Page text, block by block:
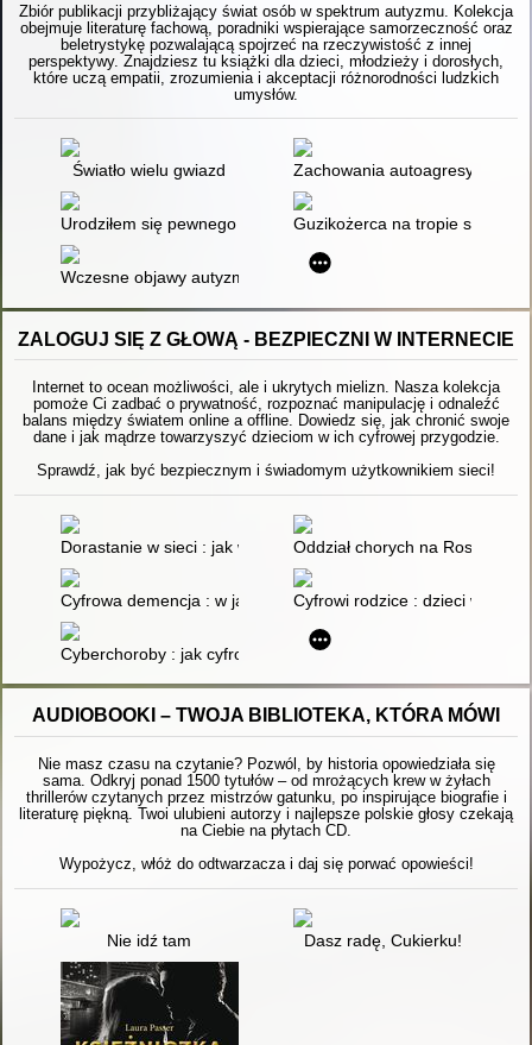
Zbiór publikacji przybliżający świat osób w spektrum autyzmu. Kolekcja
obejmuje literaturę fachową, poradniki wspierające samorzeczność oraz
beletrystykę pozwalającą spojrzeć na rzeczywistość z innej
perspektywy. Znajdziesz tu książki dla dzieci, młodzieży i dorosłych,
które uczą empatii, zrozumienia i akceptacji różnorodności ludzkich
umysłów.
Światło wielu gwiazd Zachowania autoagresywne w
Urodziłem się pewnego błękitnego dnia : pamiętniki
Guzikożerca na tropie słów
Wczesne objawy autyzmu : praktyczny przewodnik dla
ZALOGUJ SIĘ Z GŁOWĄ - BEZPIECZNI W INTERNECIE
Internet to ocean możliwości, ale i ukrytych mielizn. Nasza kolekcja
pomoże Ci zadbać o prywatność, rozpoznać manipulację i odnaleźć
balans między światem online a offline. Dowiedz się, jak chronić swoje
dane i jak mądrze towarzyszyć dzieciom w ich cyfrowej przygodzie.
Sprawdź, jak być bezpiecznym i świadomym użytkownikiem sieci!
Dorastanie w sieci : jak wspierać i chronić dziecko
Oddział chorych na Rosję :
Cyfrowa demencja : w jaki sposób pozbawiamy rozumu siebie
Cyfrowi rodzice : dzieci w sieci
Cyberchoroby : jak cyfrowe życie rujnuje nasze zdrowie
AUDIOBOOKI – TWOJA BIBLIOTEKA, KTÓRA MÓWI
Nie masz czasu na czytanie? Pozwól, by historia opowiedziała się
sama. Odkryj ponad 1500 tytułów – od mrożących krew w żyłach
thrillerów czytanych przez mistrzów gatunku, po inspirujące biografie i
literaturę piękną. Twoi ulubieni autorzy i najlepsze polskie głosy czekają
na Ciebie na płytach CD.
Wypożycz, włóż do odtwarzacza i daj się porwać opowieści!
Nie idź tam Dasz radę, Cukierku!